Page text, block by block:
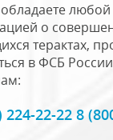
любой
о
терактах,
в ФСБ
224-22-22 8